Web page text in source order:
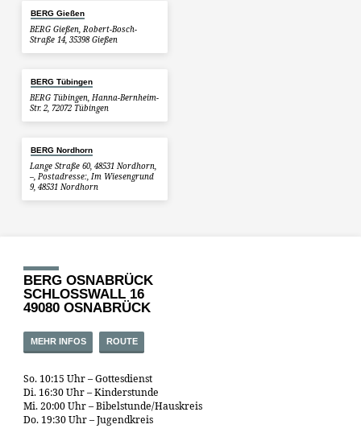
BERG Gießen
BERG Gießen, Robert-Bosch-
Straße 14, 35398 Gießen
BERG Tübingen
BERG Tübingen, Hanna-Bernheim-
Str. 2, 72072 Tübingen
BERG Nordhorn
Lange Straße 60, 48531 Nordhorn,
–, Postadresse:, Im Wiesengrund
9, 48531 Nordhorn
BERG OSNABRÜCK
SCHLOSSWALL 16
49080 OSNABRÜCK
MEHR INFOS ROUTE
So. 10:15 Uhr – Gottesdienst
Di. 16:30 Uhr – Kinderstunde
Mi. 20:00 Uhr – Bibelstunde/Hauskreis
Do. 19:30 Uhr – Jugendkreis